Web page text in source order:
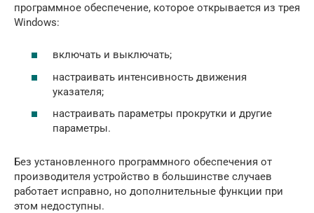
программное обеспечение, которое открывается из трея
Windows:
включать и выключать;
настраивать интенсивность движения
указателя;
настраивать параметры прокрутки и другие
параметры.
Без установленного программного обеспечения от
производителя устройство в большинстве случаев
работает исправно, но дополнительные функции при
этом недоступны.